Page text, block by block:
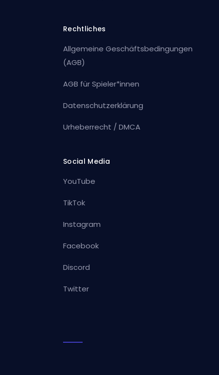
Rechtliches
Allgemeine Geschäftsbedingungen
(AGB)
AGB für Spieler*innen
Datenschutzerklärung
Urheberrecht / DMCA
Social Media
YouTube
TikTok
Instagram
Facebook
Discord
Twitter